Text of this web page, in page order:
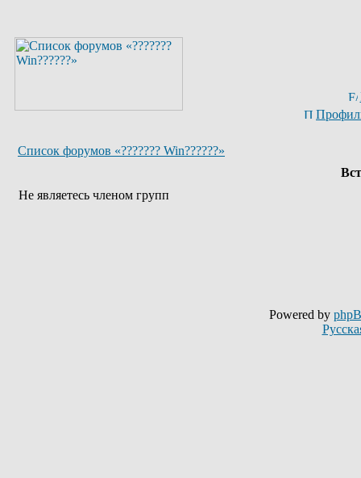
Список форумов «??????? Win??????»
Не являетесь членом групп
Powered by